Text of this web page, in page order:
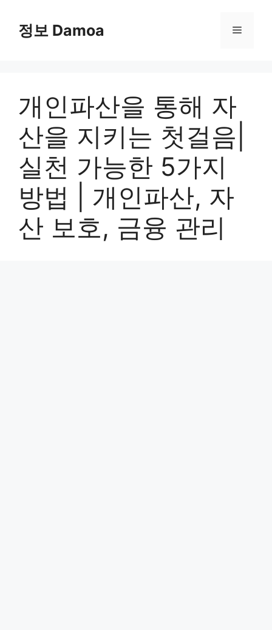
content정보 Damoa Menu
개인파산을 통해 자
산을 지키는 첫걸음|
실천 가능한 5가지
방법 | 개인파산, 자
산 보호, 금융 관리